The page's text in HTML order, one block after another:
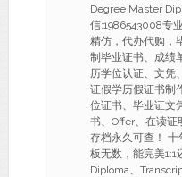
Degree Master
信:1986543008专
精仿，代办代购，
制毕业证书、成绩
历学位认证、文凭
证假学历假证书制
位证书、毕业证文
书、Offer、在读证
存档永久可查！
板无数，能完美1:1
Diploma、